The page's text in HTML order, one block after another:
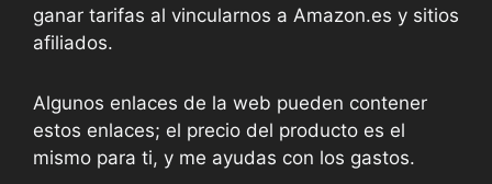
ganar tarifas al vincularnos a Amazon.es y sitios
afiliados.
Algunos enlaces de la web pueden contener
estos enlaces; el precio del producto es el
mismo para ti, y me ayudas con los gastos.